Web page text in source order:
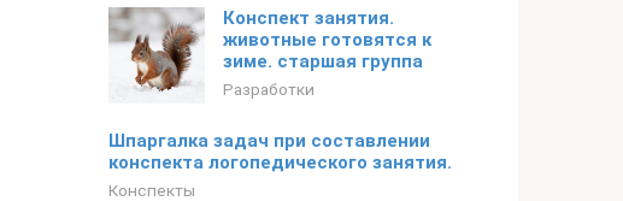
Конспект занятия.
животные готовятся к
зиме. старшая группа
Разработки
Шпаргалка задач при составлении
конспекта логопедического занятия.
Конспекты